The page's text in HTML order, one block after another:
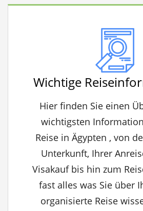
Wichtige
Hier finden Sie einen
wichtigsten
Reise in Ägypten , von
Unterkunft, Ihrer
Visakauf bis hin zum
fast alles was Sie über
organisierte Reise